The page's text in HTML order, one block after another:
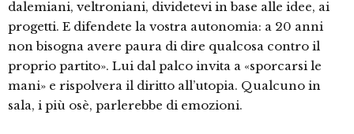
dalemiani, veltroniani, dividetevi in base alle idee, ai
progetti. E difendete la vostra autonomia: a 20 anni
non bisogna avere paura di dire qualcosa contro il
proprio partito». Lui dal palco invita a «sporcarsi le
mani» e rispolvera il diritto all’utopia. Qualcuno in
sala, i più osè, parlerebbe di emozioni.